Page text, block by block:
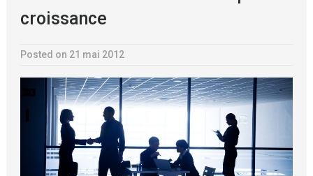
croissance
Posted on 21 mai 2012